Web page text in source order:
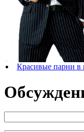
Красивые парни в